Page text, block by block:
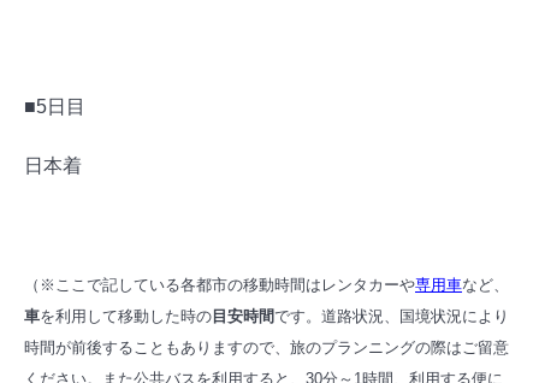
■5日目
日本着
（※ここで記している各都市の移動時間はレンタカーや専用車など、
車を利用して移動した時の 目安時間です。道路状況、国境状況により
時間が前後することもありますので、旅のプランニングの際はご留意
ください。また公共バスを利用すると、30分～1時間、利用する便に